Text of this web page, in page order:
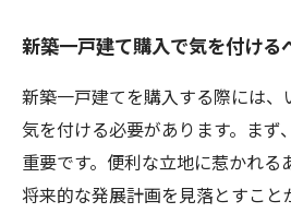
新築一戸建て購入で気を付ける
新築一戸建てを購入する際には
気を付ける必要があります。まず
重要です。便利な立地に惹かれる
将来的な発展計画を見落とすこと